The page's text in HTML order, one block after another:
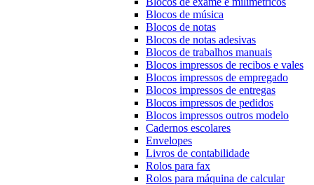
Blocos de música
Blocos de notas
Blocos de notas adesivas
Blocos de trabalhos manuais
Blocos impressos de recibos e vales
Blocos impressos de empregado
Blocos impressos de entregas
Blocos impressos de pedidos
Blocos impressos outros modelo
Cadernos escolares
Envelopes
Livros de contabilidade
Rolos para fax
Rolos para máquina de calcular